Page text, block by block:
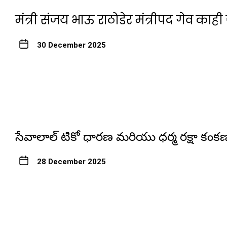
मंत्री संजय भाऊ राठोडेर मंत्रीपद गेव
30 December 2025
సేవాలాల్ టికో ధారణ మరియు ధర్మ రక్షా
28 December 2025